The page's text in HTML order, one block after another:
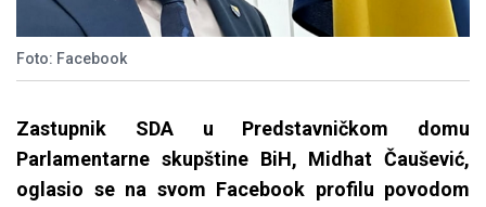
Foto: Facebook
Zastupnik SDA u Predstavničkom domu
Parlamentarne skupštine BiH, Midhat Čaušević,
oglasio se na svom Facebook profilu povodom